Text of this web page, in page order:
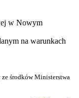
w Nowym
na warunkach
środków Ministerstwa